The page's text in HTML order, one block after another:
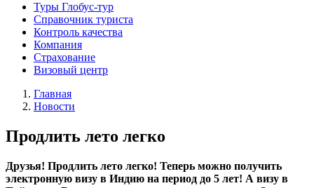
Туры Глобус-тур
Справочник туриста
Контроль качества
Компания
Страхование
Визовый центр
Главная
Новости
Продлить лето легко
Друзья! Продлить лето легко! Теперь можно получить
электронную визу в Индию на период до 5 лет! А визу в